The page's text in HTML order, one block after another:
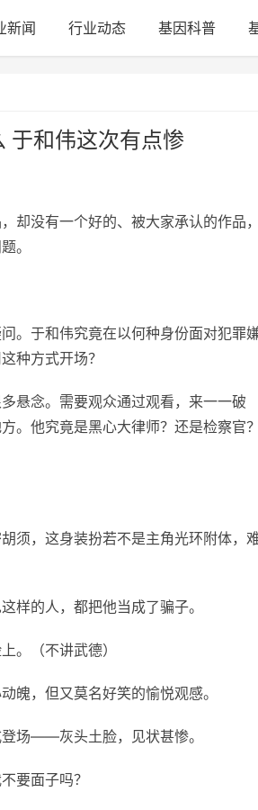
新闻 行业动态 基因科普
于和伟这次有点惨
却没有一个好的、被大家承认的作品，
。
。于和伟究竟在以何种身份面对犯罪
种方式开场？
悬念。需要观众通过观看，来一一破
。他究竟是黑心大律师？还是检察官？
须，这身装扮若不是主角光环附体，
样的人，都把他当成了骗子。
。（不讲武德）
魄，但又莫名好笑的愉悦观感。
场——灰头土脸，见状甚惨。
要面子吗？